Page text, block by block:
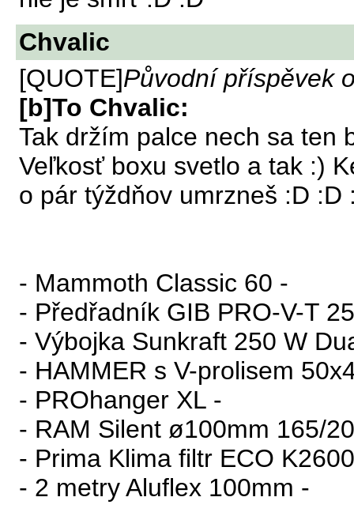
Chvalic
[QUOTE]Původní příspěvek
[b]To Chvalic:
Tak držím palce nech sa ten
Veľkosť boxu svetlo a tak :)
o pár týždňov umrzneš :D :D
- Mammoth Classic 60 -
- Předřadník GIB PRO-V-T
- Výbojka Sunkraft 250 W
- HAMMER s V-prolisem
- PROhanger XL -
- RAM Silent ø100mm 165/
- Prima Klima filtr ECO
- 2 metry Aluflex 100mm -